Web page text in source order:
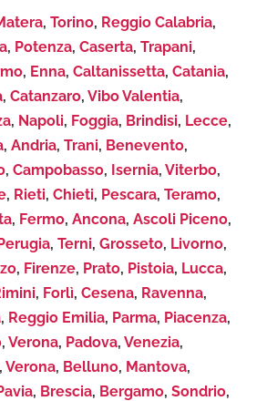
, Torino, Reggio Calabria,
, Potenza, Caserta, Trapani,
, Enna, Caltanissetta, Catania,
, Catanzaro, Vibo Valentia,
, Napoli, Foggia, Brindisi, Lecce,
, Andria, Trani, Benevento,
, Campobasso, Isernia, Viterbo,
, Rieti, Chieti, Pescara, Teramo,
, Fermo, Ancona, Ascoli Piceno,
, Terni, Grosseto, Livorno,
, Firenze, Prato, Pistoia, Lucca,
, Forlì, Cesena, Ravenna,
, Reggio Emilia, Parma, Piacenza,
, Verona, Padova, Venezia,
, Verona, Belluno, Mantova,
, Brescia, Bergamo, Sondrio,